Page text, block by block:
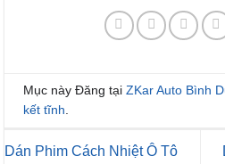
Mục này Đăng tại ZKar Auto Bình
kết tĩnh.
Dán Phim Cách Nhiệt Ô Tô